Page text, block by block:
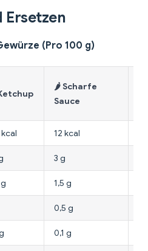
Ersetzen
(Pro 100 g)
🌶️ Scharfe
Sauce
kcal 12 kcal
3 g
1,5 g
0,5 g
0,1 g